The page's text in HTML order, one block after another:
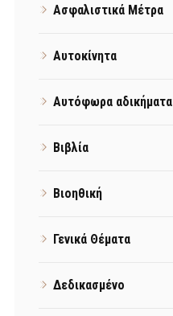
Ασφαλιστικά Μέτρα
Αυτοκίνητα
Αυτόφωρα αδικήματα
Βιβλία
Βιοηθική
Γενικά Θέματα
Δεδικασμένο